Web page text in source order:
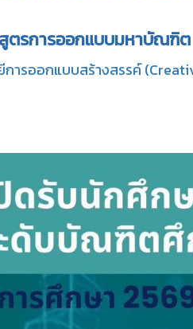
ตรการออกแบบมหาบัณฑิต
การออกแบบสร้างสรรค์